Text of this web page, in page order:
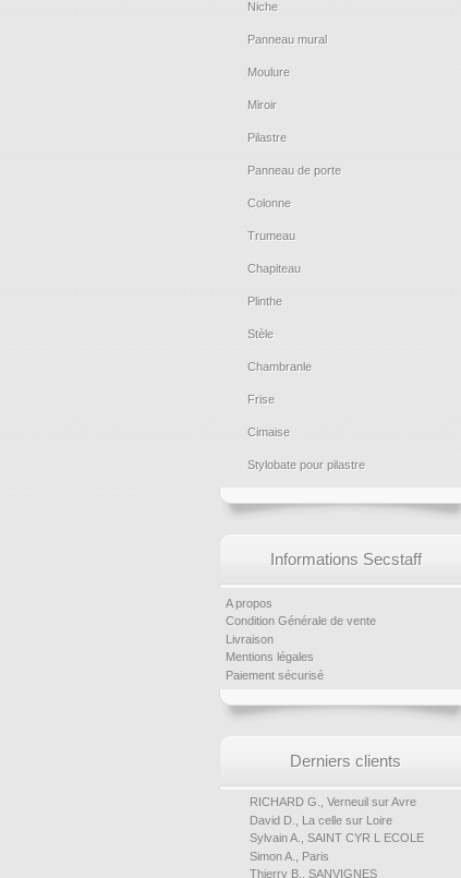
Niche
Panneau mural
Moulure
Miroir
Pilastre
Panneau de porte
Colonne
Trumeau
Chapiteau
Plinthe
Stèle
Chambranle
Frise
Cimaise
Stylobate pour pilastre
Informations Secstaff
A propos
Condition Générale de vente
Livraison
Mentions légales
Paiement sécurisé
Derniers clients
RICHARD G., Verneuil sur Avre
David D., La celle sur Loire
Sylvain A., SAINT CYR L ECOLE
Simon A., Paris
Thierry B., SANVIGNES